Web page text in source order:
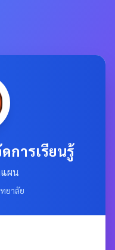
การเรียนรู้
ผน
ยาลัย